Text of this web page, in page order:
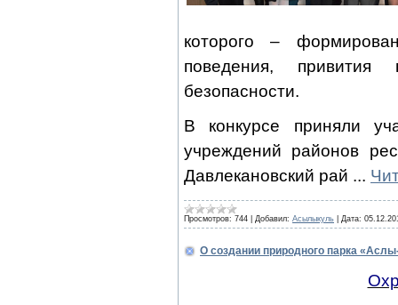
которого –
поведения, привития
безопасности.
В конкурсе приняли
учреждений районов
Давлекановский рай ...
Просмотров: 744 Добавил: Асылыкуль Дата:
О создании природного парка